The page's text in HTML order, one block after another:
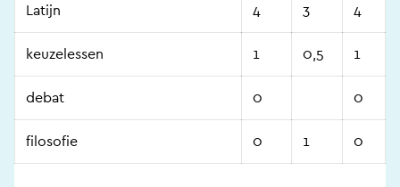
Latijn 4 3 4
keuzelessen 1 0,5 1
debat 0 0
filosofie 0 1 0